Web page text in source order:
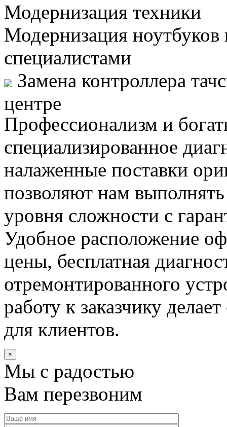
Модернизация техники
Модернизация
специалистами
Замена контроллера
центре
Профессионализм и
специализированное
налаженные поставки
позволяют нам
уровня сложности с
Удобное расположение
цены, бесплатная
отремонтированного
работу к заказчику
для клиентов.
×
Мы с радостью
Вам перезвоним